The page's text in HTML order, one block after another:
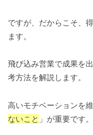
ですが、だからこそ、
ます。
飛び込み営業で成果を
考方法を解説します。
高いモチベーションを
ないこと 」が重要です。